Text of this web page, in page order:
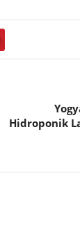
Hidroponik